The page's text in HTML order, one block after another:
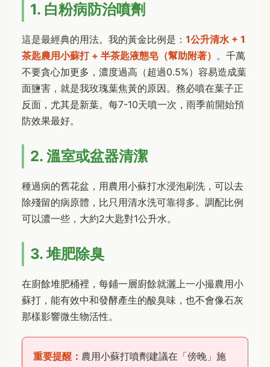
1. 白粉病防治噴劑
這是最經典的用法。我的黃金比例是： 1公升清水 + 1
茶匙農用小蘇打 + 半茶匙液態皂（幫助附著） 。千萬
不要貪心加更多，濃度過高（超過0.5%）容易造成葉
面鹽害，就是我玫瑰葉焦黃的原因。務必噴在葉子正
反面，尤其是新葉。每7-10天噴一次，雨季前開始預
防效果最好。
2. 溫室或盆器清潔
種過病的舊花盆，用農用小蘇打水浸泡刷洗，可以去
除殘留的病原體，比只用清水洗可靠得多。調配比例
可以濃一些，大約2大匙對1公升水。
3. 堆肥除臭
在廚餘堆肥桶裡，每鋪一層廚餘就灑上一小撮農用小
蘇打，能有效中和發酵產生的酸臭味，也不會像石灰
那樣影響微生物活性。
重要提醒： 農用小蘇打噴劑建議在「傍晚」施